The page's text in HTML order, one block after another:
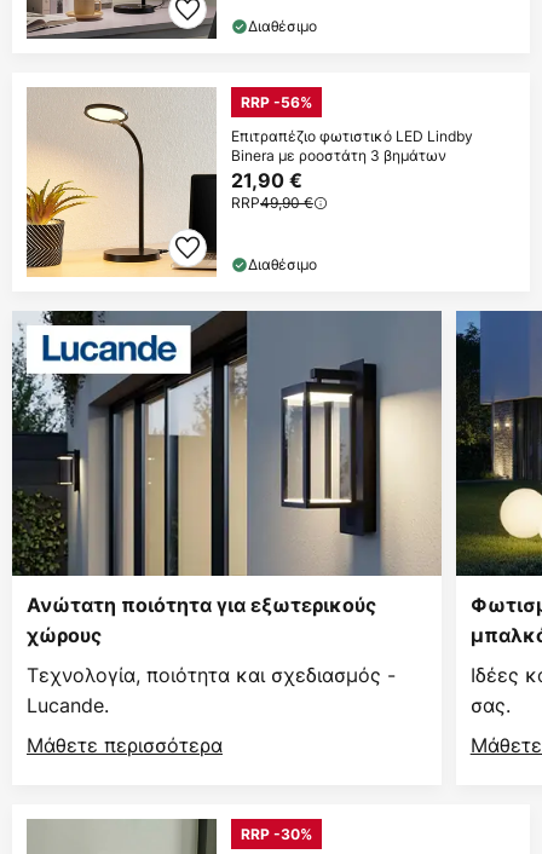
Διαθέσιμο
RRP -56%
Επιτραπέζιο φωτιστικό LED Lindby
Binera με ροοστάτη 3 βημάτων
21,90 €
RRP49,90 €
Διαθέσιμο
Ανώτατη ποιότητα για εξωτερικούς
χώρους
Τεχνολογία, ποιότητα και σχεδιασμός -
Lucande.
Μάθετε περισσότερα
Ιδέες
σας.
RRP -30%